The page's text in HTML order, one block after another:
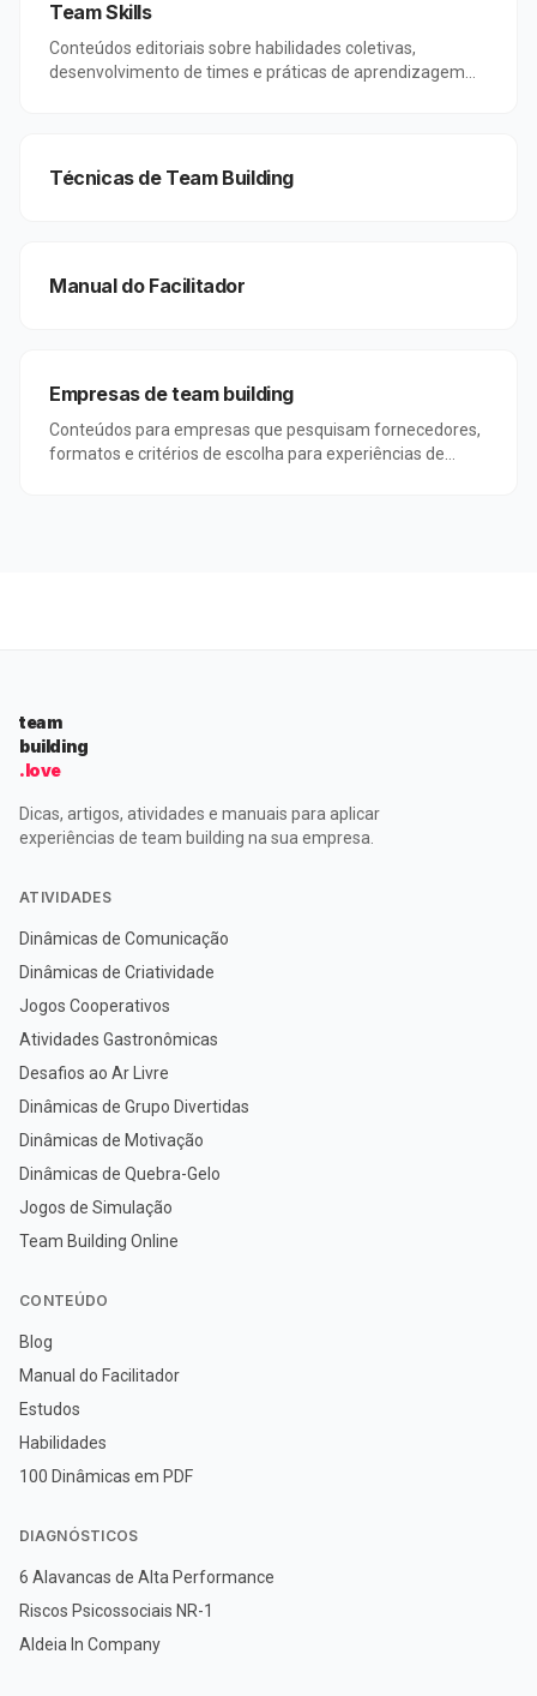
Team Skills
Conteúdos editoriais sobre habilidades coletivas,
desenvolvimento de times e práticas de aprendizagem
Técnicas de Team Building
Manual do Facilitador
Empresas de team building
Conteúdos para empresas que pesquisam fornecedores,
formatos e critérios de escolha para experiências de
team
building
.love
Dicas, artigos, atividades e manuais para aplicar
experiências de team building na sua empresa.
ATIVIDADES
Dinâmicas de Comunicação
Dinâmicas de Criatividade
Jogos Cooperativos
Atividades Gastronômicas
Desafios ao Ar Livre
Dinâmicas de Grupo Divertidas
Dinâmicas de Motivação
Dinâmicas de Quebra-Gelo
Jogos de Simulação
Team Building Online
CONTEÚDO
Blog
Manual do Facilitador
Estudos
Habilidades
100 Dinâmicas em PDF
DIAGNÓSTICOS
6 Alavancas de Alta Performance
Riscos Psicossociais NR-1
Aldeia In Company